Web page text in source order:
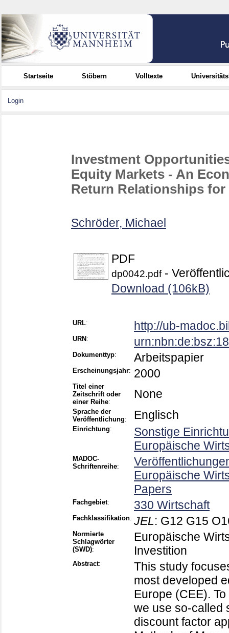
Startseite Stöbern Volltexte
Login
Investment
Equity Markets - An
Return Relationships
Schröder, Michael
PDF
dp0042.pdf-
Download (106kB)
URL: http://ub-
URN :
Dokumenttyp: Arbeitspapier
Erscheinungsjahr: 2000
Titel einer
Zeitschrift oder
einer Reihe:
None
Sprache der
Veröffentlichung: Englisch
Einrichtung:
Sonstige
Europäische
MADOC-
Schriftenreihe:
Europäische
Papers
Fachgebiet: 330 Wirtschaft
Fachklassifikation: JEL: G12 G15
Normierte
Schlagwörter
(SWD):
Europäische
Investition
Abstract:
This study
most developed
Europe (CEE).
we use so-called
discount factor